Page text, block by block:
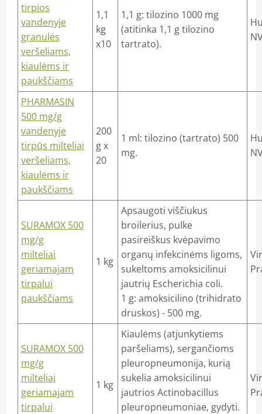
tirpios
vandenyje
granulės
veršeliams,
kiaulėms ir
paukščiams
1,1
kg
x10
1,1 g: tilozino 1000 mg
(atitinka 1,1 g tilozino
tartrato).
PHARMASIN
500 mg/g
vandenyje
tirpūs milteliai
veršeliams,
kiaulėms ir
paukščiams
200
g x
20
1 ml: tilozino (tartrato) 500
mg.
SURAMOX 500
mg/g
milteliai
geriamajam
tirpalui
paukščiams
1 kg
Apsaugoti viščiukus
broilerius, pulke
pasireiškus kvėpavimo
organų infekcinėms ligoms,
sukeltoms amoksicilinui
jautrių Escherichia coli.
1 g: amoksicilino (trihidrato
druskos) - 500 mg.
SURAMOX 500
mg/g
milteliai
geriamajam
tirpalui
1 kg
Kiaulėms (atjunkytiems
paršeliams), sergančioms
pleuropneumonija, kurią
sukelia amoksicilinui
jautrios Actinobacillus
pleuropneumoniae, gydyti.